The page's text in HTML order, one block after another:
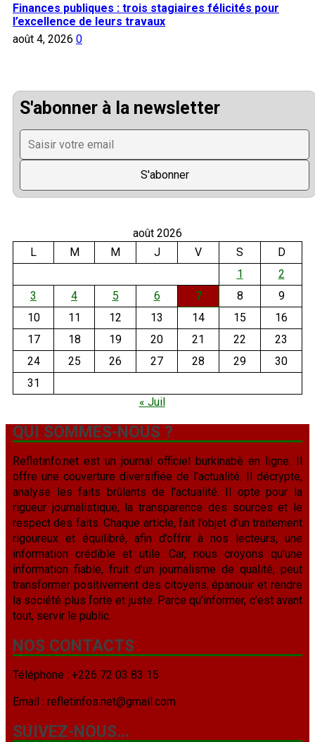
Finances publiques : trois stagiaires félicités pour
l’excellence de leurs travaux
août 4, 2026 0
S'abonner à la newsletter
août 2026
L
M M J V S
D
1
2
3
4 5 6 7 8
9
10
11 12 13 14 15
16
17
18 19 20 21 22
23
24
25 26 27 28 29
30
31
« Juil
QUI SOMMES-NOUS ?
Refletinfo.net est un journal officiel burkinabè en ligne. Il
offre une couverture diversifiée de l'actualité. Il décrypte,
analyse les faits brûlants de l'actualité. Il opte pour la
rigueur journalistique, la transparence des sources et le
respect des faits. Chaque article, fait l’objet d’un traitement
rigoureux et équilibré, afin d’offrir à nos lecteurs, une
information crédible et utile. Car, nous croyons qu’une
information fiable, fruit d’un journalisme de qualité, peut
transformer positivement des citoyens, épanouir et rendre
la société plus forte et juste. Parce qu’informer, c’est avant
tout, servir le public.
NOS CONTACTS
Téléphone : +226 72 03 83 15
Email : refletinfos.net@gmail.com
SUIVEZ-NOUS…